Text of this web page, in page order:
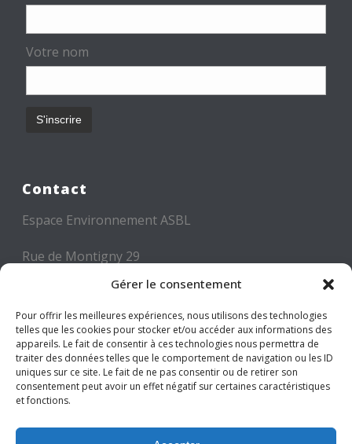
Gérer le consentement
Pour offrir les meilleures expériences, nous utilisons des technologies
telles que les cookies pour stocker et/ou accéder aux informations des
appareils. Le fait de consentir à ces technologies nous permettra de
traiter des données telles que le comportement de navigation ou les ID
uniques sur ce site. Le fait de ne pas consentir ou de retirer son
consentement peut avoir un effet négatif sur certaines caractéristiques
et fonctions.
Votre nom
Contact
Espace Environnement ASBL
Rue de Montigny 29
6000 CHARLEROI
Tél: +32 71 300 300
Mail: info@espace-environnement.be
TVA BE 0416.116.340